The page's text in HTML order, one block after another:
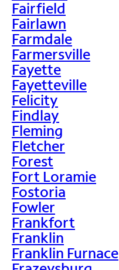
Fairfield
Fairlawn
Farmdale
Farmersville
Fayette
Fayetteville
Felicity
Findlay
Fleming
Fletcher
Forest
Fort Loramie
Fostoria
Fowler
Frankfort
Franklin
Franklin Furnace